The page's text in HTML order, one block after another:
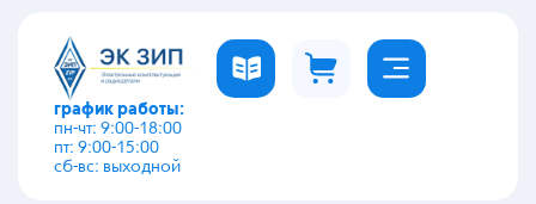
график работы:
пн-чт: 9:00-18:00
пт: 9:00-15:00
сб-вс: выходной